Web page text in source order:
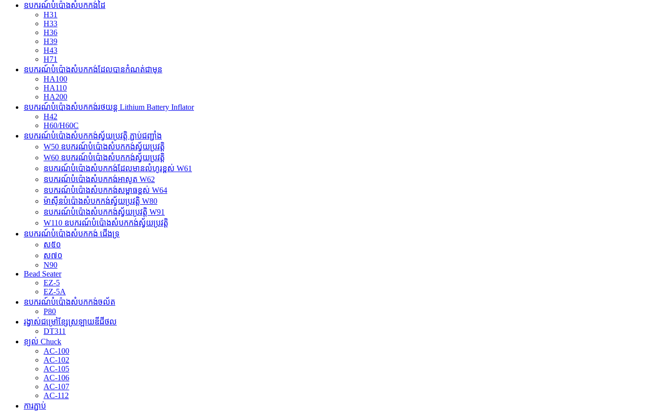
ឧបករណ៍បំប៉ោងសំបកកង់ដៃ
H31
H33
H36
H39
H43
H71
ឧបករណ៍បំប៉ោងសំបកកង់ដែលបានកំណត់ជាមុន
HA100
HA110
HA200
ឧបករណ៍បំប៉ោងសំបកកង់រថយន្ត Lithium Battery Inflator
H42
H60/H60C
ឧបករណ៍បំប៉ោងសំបកកង់ស្វ័យប្រវត្តិ ភ្ជាប់ជញ្ជាំង
W50 ឧបករណ៍បំប៉ោងសំបកកង់ស្វ័យប្រវត្តិ
W60 ឧបករណ៍បំប៉ោងសំបកកង់ស្វ័យប្រវត្តិ
ឧបករណ៍បំប៉ោងសំបកកង់ដែលមានលំហូរខ្ពស់ W61
ឧបករណ៍បំប៉ោងសំបកកង់អាសូត W62
ឧបករណ៍បំប៉ោងសំបកកង់សម្ពាធខ្ពស់ W64
ម៉ាស៊ីនបំប៉ោងសំបកកង់ស្វ័យប្រវត្តិ W80
ឧបករណ៍បំប៉ោងសំបកកង់ស្វ័យប្រវត្តិ W91
W110 ឧបករណ៍បំប៉ោងសំបកកង់ស្វ័យប្រវត្តិ
ឧបករណ៍បំប៉ោងសំបកកង់ ជើងទ្រ
ស៥០
ស៧០
N90
Bead Seater
EZ-5
EZ-5A
ឧបករណ៍បំប៉ោងសំបកកង់ចល័ត
P80
រង្វាស់ជម្រៅខ្សែស្រឡាយឌីជីថល
DT311
ខ្យល់ Chuck
AC-100
AC-102
AC-105
AC-106
AC-107
AC-112
ការភ្ជាប់